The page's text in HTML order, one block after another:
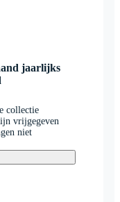
jaarlijks
collectie
vrijgegeven
niet